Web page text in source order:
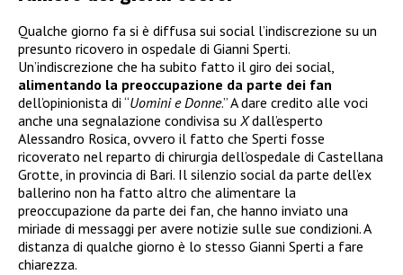
Qualche giorno fa si è diffusa sui social l’indiscrezione su un
presunto ricovero in ospedale di Gianni Sperti.
Un’indiscrezione che ha subito fatto il giro dei social,
alimentando la preoccupazione da parte dei fan
dell’opinionista di “Uomini e Donne.” A dare credito alle voci
anche una segnalazione condivisa su Xdall’esperto
Alessandro Rosica, ovvero il fatto che Sperti fosse
ricoverato nel reparto di chirurgia dell’ospedale di Castellana
Grotte, in provincia di Bari. Il silenzio social da parte dell’ex
ballerino non ha fatto altro che alimentare la
preoccupazione da parte dei fan, che hanno inviato una
miriade di messaggi per avere notizie sulle sue condizioni. A
distanza di qualche giorno è lo stesso Gianni Sperti a fare
chiarezza.